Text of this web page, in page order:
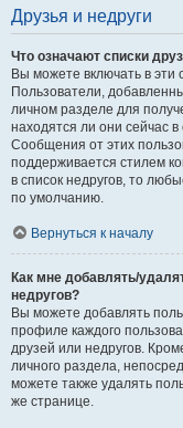
Друзья и недруги
Что означают списки
Вы можете включать в эти
Пользователи,
личном разделе для
находятся ли они сейчас
Сообщения от этих
поддерживается стилем
в список недругов, то
по умолчанию.
Вернуться к началу
Как мне добавлять/
недругов?
Вы можете добавлять
профиле каждого
друзей или недругов.
личного раздела,
можете также удалять
же странице.